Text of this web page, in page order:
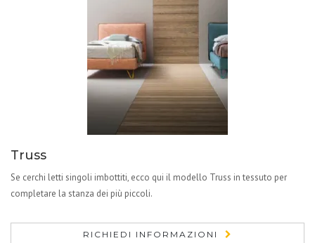
Truss
Se cerchi letti singoli imbottiti, ecco qui il modello Truss in tessuto per
completare la stanza dei più piccoli.
RICHIEDI INFORMAZIONI